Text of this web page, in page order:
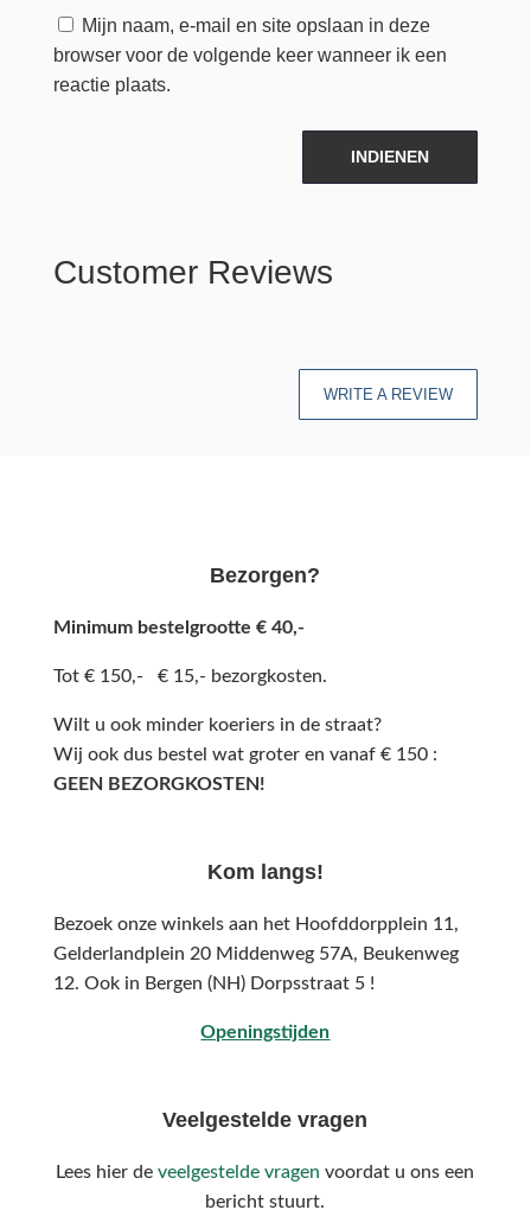
Mijn naam, e-mail en site opslaan in deze
browser voor de volgende keer wanneer ik een
reactie plaats.
INDIENEN
Customer Reviews
WRITE A REVIEW
Bezorgen?
Minimum bestelgrootte € 40,-
Tot € 150,- € 15,- bezorgkosten.
Wilt u ook minder koeriers in de straat?
Wij ook dus bestel wat groter en vanaf € 150 :
GEEN BEZORGKOSTEN!
Kom langs!
Bezoek onze winkels aan het Hoofddorpplein 11,
Gelderlandplein 20 Middenweg 57A, Beukenweg
12. Ook in Bergen (NH) Dorpsstraat 5 !
Openingstijden
Veelgestelde vragen
Lees hier deveelgestelde vragen voordat u ons een
bericht stuurt.